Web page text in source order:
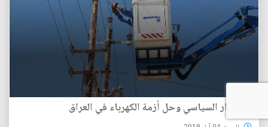
الاستقرار السياسي وحل أزمة الكهرباء في العراق